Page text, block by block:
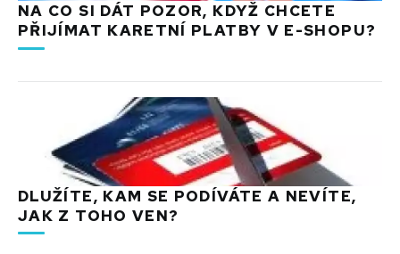
NA CO SI DÁT POZOR, KDYŽ CHCETE
PŘIJÍMAT KARETNÍ PLATBY V E-SHOPU?
DLUŽÍTE, KAM SE PODÍVÁTE A NEVÍTE,
JAK Z TOHO VEN?